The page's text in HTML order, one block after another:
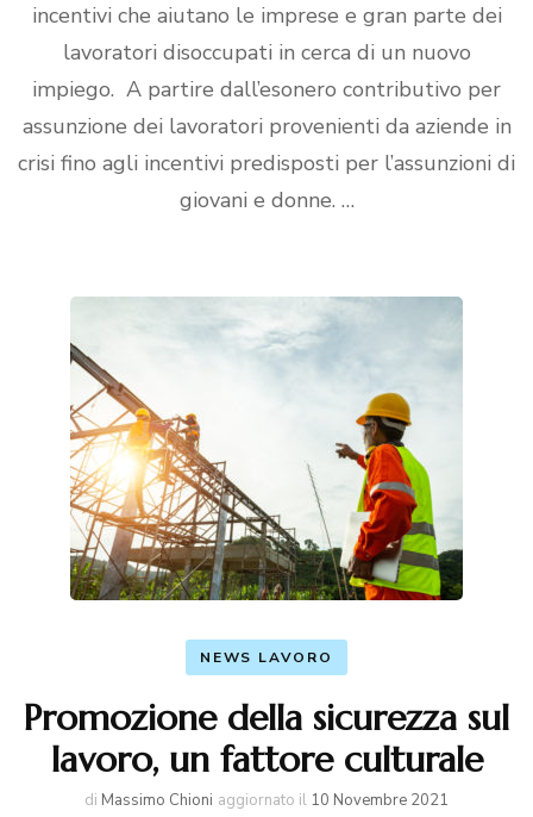
incentivi che aiutano le imprese e gran parte dei
lavoratori disoccupati in cerca di un nuovo
impiego. A partire dall’esonero contributivo per
assunzione dei lavoratori provenienti da aziende in
crisi fino agli incentivi predisposti per l’assunzioni di
giovani e donne. …
NEWS LAVORO
Promozione della sicurezza sul
lavoro, un fattore culturale
di Massimo Chioni aggiornato il 10 Novembre 2021